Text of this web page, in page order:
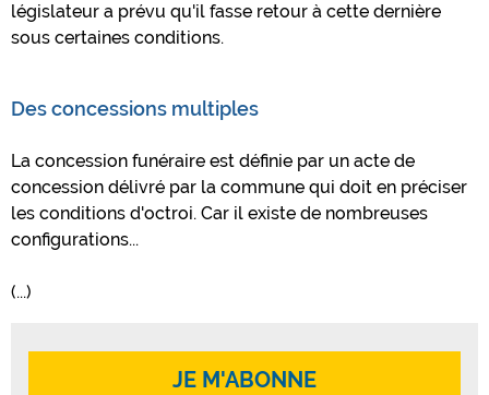
législateur a prévu qu'il fasse retour à cette dernière
sous certaines conditions.
Des concessions multiples
La concession funéraire est définie par un acte de
concession délivré par la commune qui doit en préciser
les conditions d'octroi. Car il existe de nombreuses
configurations...
(...)
JE M'ABONNE